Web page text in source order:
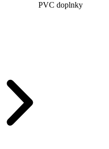
PVC doplnky